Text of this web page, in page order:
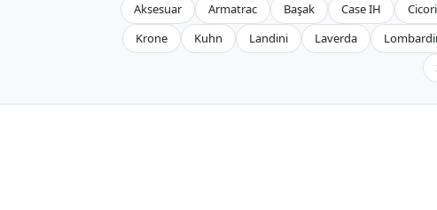
Aksesuar Armatrac Başak Case IH
Krone
Kuhn Landini Laverda